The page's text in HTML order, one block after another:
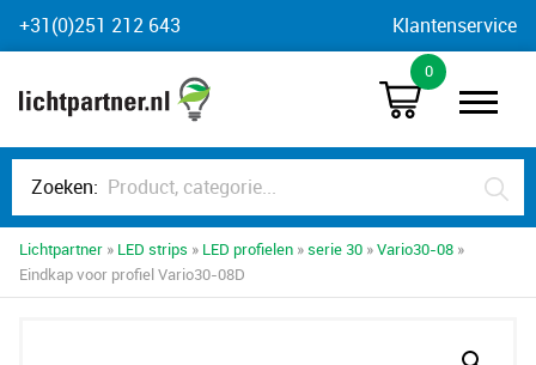
Skip
to
+31(0)251 212 643 Klantenservice
0
Zoeken:
Lichtpartner » LED strips » LED profielen »serie 30 »Vario30-08 »
Eindkap voor profiel Vario30-08D